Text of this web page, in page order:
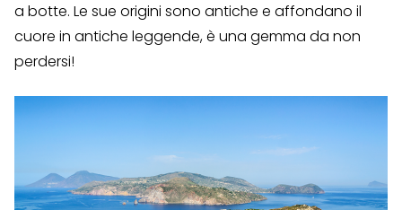
a botte. Le sue origini sono antiche e affondano il
cuore in antiche leggende, è una gemma da non
perdersi!